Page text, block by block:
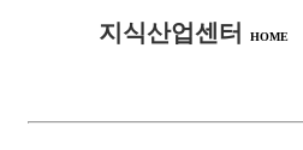
지식산업센터 HOME